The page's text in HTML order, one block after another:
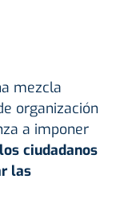
mezcla
organización
a imponer
ciudadanos
las